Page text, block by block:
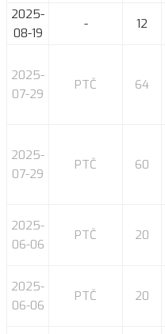
2025-
08-19
- 12
2025-
07-29
PTČ 64
2025-
07-29
PTČ 60
2025-
06-06
PTČ 20
2025-
06-06
PTČ 20